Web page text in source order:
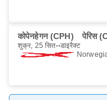
कोपेनहेगन (CPH) पेरिस
शुक्र, 25 सित॰ डाइरैक्ट